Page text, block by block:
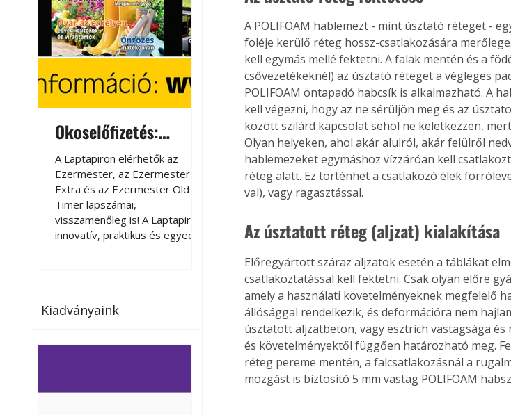
Okoselőfizetés:
Ezermester Extra
A Laptapiron elérhetők az
Ezermester, az Ezermester
Extra és az Ezermester Old
Timer lapszámai,
visszamenőleg is! A Laptapir új,
innovatív, praktikus és egyedi
az otthonában, útközben vagy
elérhetők lapszámaink. Bárhol,
Okoselőfizetés
A Laptapiron elérhetők az
Ezermester, az Ezermester
Extra és az Ezermester Old
Timer lapszámai,
innovatív, praktikus és egyedi
magazinok digitális olvasására
számítógépen, okostelefonon
vagy táblagépen. Kényelmesen
az otthonában, útközben vagy
nyaralás, pihenés alatt is
elérhetők lapszámaink. Bárhol,
bármikor, akár külföldön élve
vagy dolgozva is olvashatók az
Ezermester lapszámai. A
Együtt jobban megéri!
Bővebb információ
Együtt jobban megéri! A
könyvek tetszőleges
Kiadványaink
A POLIFOAM hablemezt - mint úsztató réteget -
föléje kerülő réteg hossz-csatlakozására
kell egymás mellé fektetni. A falak mentén és a
csővezetékeknél) az úsztató réteget a végleges
POLIFOAM öntapadó habcsík is alkalmazható. A
kell végezni, hogy az ne sérüljön meg és az
között szilárd kapcsolat sehol ne keletkezzen,
Olyan helyeken, ahol akár alulról, akár felülről
hablemezeket egymáshoz vízzáróan kell
réteg alatt. Ez történhet a csatlakozó élek
val), vagy ragasztással.
Az úsztatott réteg (aljzat) kialakítása
Előregyártott száraz aljzatok esetén a táblákat
csatlakoztatással kell fektetni. Csak olyan előre
amely a használati követelményeknek megfelelő
állósággal rendelkezik, és deformációra nem
úsztatott aljzatbeton, vagy esztrich vastagsága
és követelményektől függően határozható meg.
réteg pereme mentén, a falcsatlakozásnál a
mozgást is biztosító 5 mm vastag POLIFOAM